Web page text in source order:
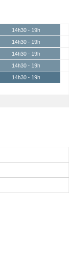
14h30 - 19h
14h30 - 19h
14h30 - 19h
14h30 - 19h
14h30 - 19h